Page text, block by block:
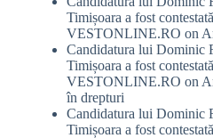
Timișoara a fost
VESTONLINE.RO on
Candidatura lui Dominic
Timișoara a fost
VESTONLINE.RO on
în drepturi
Candidatura lui Dominic
Timișoara a fost